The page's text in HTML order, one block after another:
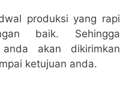
produksi yang rapi
baik. Sehingga
akan dikirimkan
ketujuan anda.